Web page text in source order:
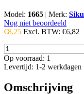
Model: 1665 | Merk: Siku
Nog niet beoordeeld
€8,25 Excl. BTW: €6,82
Op voorraad: 1
Levertijd: 1-2 werkdagen
Omschrijving